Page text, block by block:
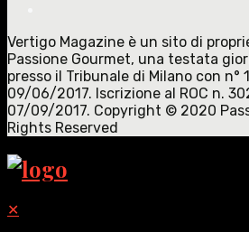
Vertigo Magazine è un sito di
Passione Gourmet, una testata
presso il Tribunale di Milano con n°
09/06/2017. Iscrizione al ROC n.
07/09/2017. Copyright © 2020
Rights Reserved
✕